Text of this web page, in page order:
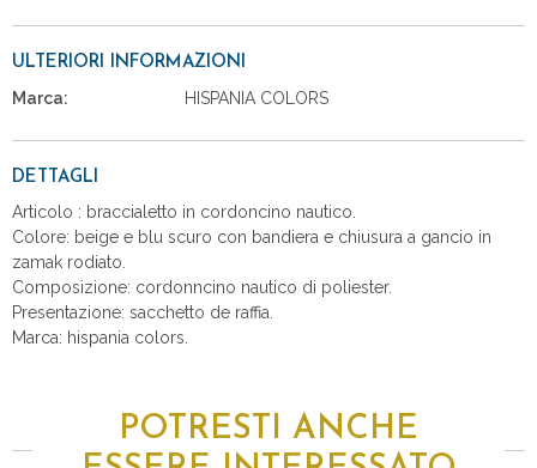
ULTERIORI INFORMAZIONI
Marca: HISPANIA COLORS
DETTAGLI
Articolo : braccialetto in cordoncino nautico.
Colore: beige e blu scuro con bandiera e chiusura a gancio in
zamak rodiato.
Composizione: cordonncino nautico di poliester.
Presentazione: sacchetto de raffia.
Marca: hispania colors.
POTRESTI ANCHE